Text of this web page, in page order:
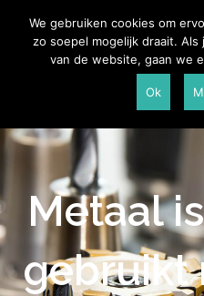
content
Aannemersspot
Metaal
gebruikt
We gebruiken cookies om
zo soepel mogelijk draait.
van de website, gaan we
Ok